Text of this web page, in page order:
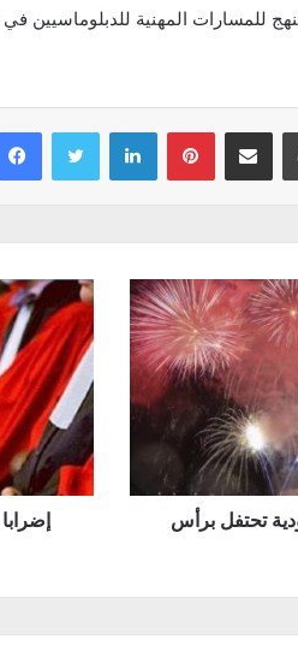
للمسارات المهنية للدبلوماسيين في
Facebook Twitter Linkedin Pinterest Partager par email
إضرابا
تحتفل برأس